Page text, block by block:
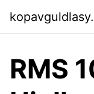
RMS